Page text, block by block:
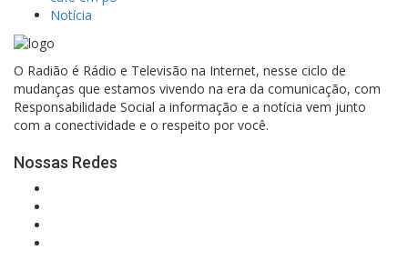
Notícia
O Radião é Rádio e Televisão na Internet, nesse ciclo de
mudanças que estamos vivendo na era da comunicação, com
Responsabilidade Social a informação e a notícia vem junto
com a conectividade e o respeito por você.
Nossas Redes